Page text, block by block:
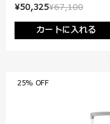
¥67,100
¥50,325
カートに入れる
25% OFF